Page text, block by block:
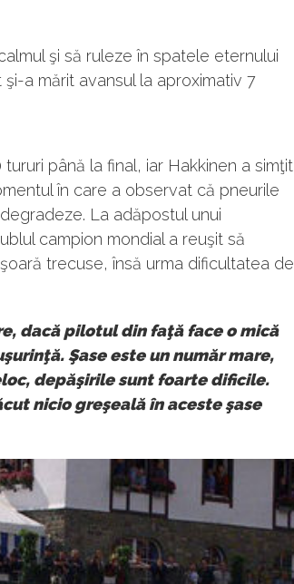
şi să ruleze în spatele eternului
a mărit avansul la aproximativ 7
până la final, iar Hakkinen a simţit
în care a observat că pneurile
La adăpostul unui
campion mondial a reuşit să
trecuse, însă urma dificultatea de
dacă pilotul din faţă face o mică
Şase este un număr mare,
depăşirile sunt foarte dificile.
nicio greşeală în aceste şase